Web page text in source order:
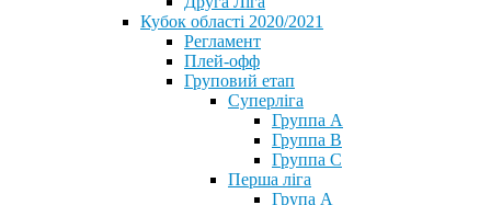
Кубок області 2020/2021
Регламент
Плей-офф
Груповий етап
Суперліга
Группа A
Группа B
Группа C
Перша ліга
Група A